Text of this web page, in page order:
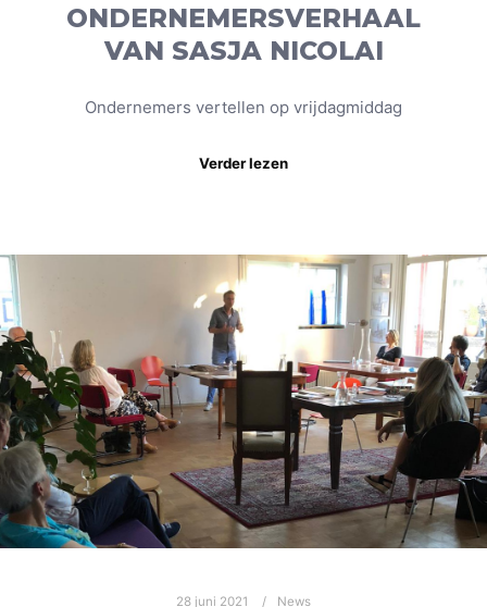
ONDERNEMERSVERHAAL
VAN SASJA NICOLAI
Ondernemers vertellen op vrijdagmiddag
Verder lezen
28 juni 2021 News